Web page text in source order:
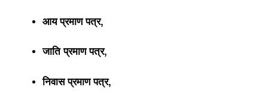
आय प्रमाण पत्र,
जाति प्रमाण पत्र,
निवास प्रमाण पत्र,